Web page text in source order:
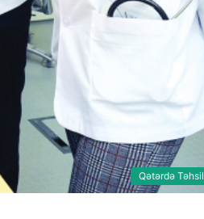
Qətərdə Təhsil